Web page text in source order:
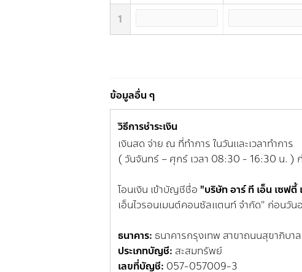
1
ข้อมูลอื่น ๆ
วิธีการชำระเงิน
เงินสด จ่าย ณ ที่ทำการ ในวันและเวลาทำการ
( วันจันทร์ – ศุกร์ เวลา 08:30 - 16:30 น. )
โอนเงิน เข้าบัญชีชื่อ "บริษัท อาร์ ที เอ็น เซฟตี้
เอ็นไวรอนเมนต์คอนซัลแตนท์ จำกัด" ก่อนวัน
ธนาคาร: ธนาคารกรุงเทพ สาขาถนนสุขาภิบา
ประเภทบัญชี: สะสมทรัพย์
เลขที่บัญชี: 057-057009-3